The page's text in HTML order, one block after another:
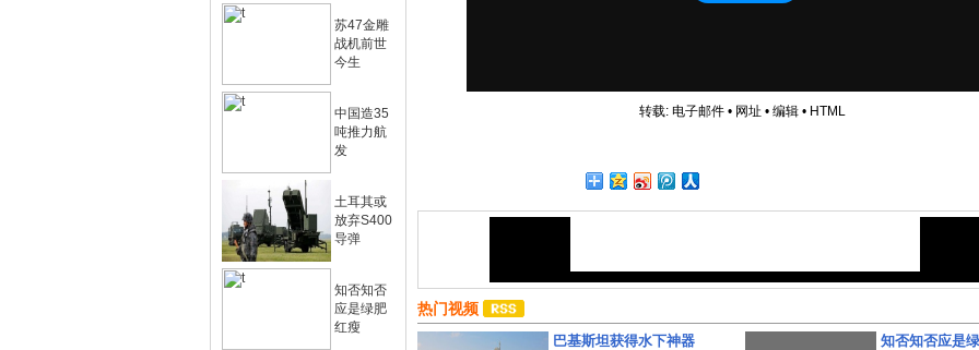
苏47金雕
战机前世
今生
中国造35
吨推力航
发
土耳其或
放弃S400
导弹
知否知否
应是绿肥
红瘦
转载: 电子邮件• 网址 • 编辑• HTML
热门视频
巴基斯坦获得水下神器 知否知否应是